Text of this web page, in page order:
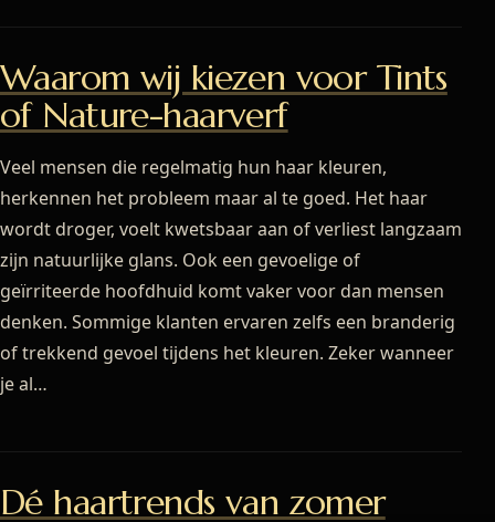
Waarom wij kiezen voor Tints
of Nature-haarverf
Veel mensen die regelmatig hun haar kleuren,
herkennen het probleem maar al te goed. Het haar
wordt droger, voelt kwetsbaar aan of verliest langzaam
zijn natuurlijke glans. Ook een gevoelige of
geïrriteerde hoofdhuid komt vaker voor dan mensen
denken. Sommige klanten ervaren zelfs een branderig
of trekkend gevoel tijdens het kleuren. Zeker wanneer
je al…
Dé haartrends van zomer